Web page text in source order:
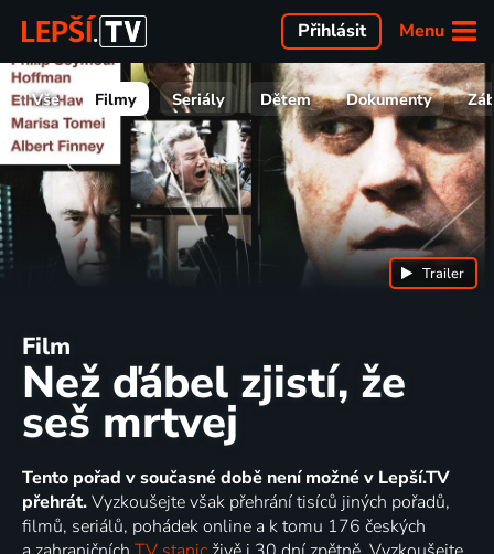
Menu
Přihlásit
Vše Filmy Seriály Dětem Dokumenty
Film
Než ďábel zjistí, že
seš mrtvej
Trailer
Tento pořad v současné době není možné v Lepší.TV
přehrát.Vyzkoušejte však přehrání tisíců jiných pořadů,
filmů, seriálů, pohádek online a k tomu 176 českých